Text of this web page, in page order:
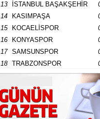
13
İSTANBUL BAŞAKŞEHİR
14
KASIMPAŞA
15
KOCAELİSPOR
16
KONYASPOR
17
SAMSUNSPOR
18
TRABZONSPOR